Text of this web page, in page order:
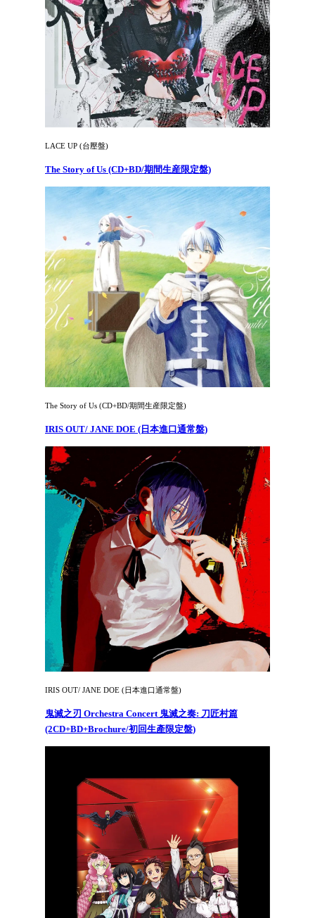
LACE UP (台壓盤)
The Story of Us (CD+BD/期間生産限定盤)
The Story of Us (CD+BD/期間生産限定盤)
IRIS OUT/ JANE DOE (日本進口通常盤)
IRIS OUT/ JANE DOE (日本進口通常盤)
鬼滅之刃 Orchestra Concert 鬼滅之奏: 刀匠村篇
(2CD+BD+Brochure/初回生產限定盤)